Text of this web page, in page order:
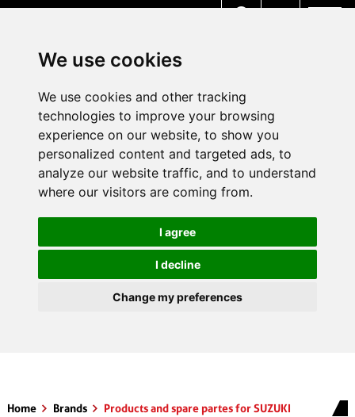
We use cookies
We use cookies and other tracking
technologies to improve your browsing
experience on our website, to show you
personalized content and targeted ads, to
analyze our website traffic, and to understand
where our visitors are coming from.
I agree
I decline
Change my preferences
Home Brands
Products and spare partes for SUZUKI